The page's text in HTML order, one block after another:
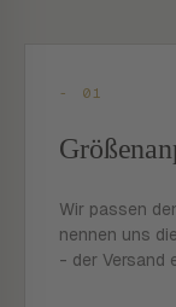
- 01
Wir passen
nennen uns
- der Versand